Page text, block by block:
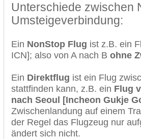
Unterschiede zwischen
Umsteigeverbindung:
Ein NonStop Flug ist z.B. ein
ICN]; also von A nach B ohne
Ein Direktflug ist ein Flug
stattfinden kann, z.B. ein Flug
nach Seoul [Incheon Gukje
Zwischenlandung auf einem
der Regel das Flugzeug nur
ändert sich nicht.